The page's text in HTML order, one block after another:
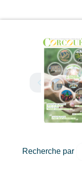
Recherche par